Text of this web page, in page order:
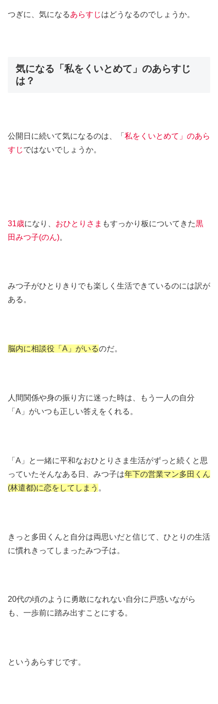
つぎに、気になるあらすじはどうなるのでしょうか。
気になる「私をくいとめて」のあらすじ
は？
公開日に続いて気になるのは、「 私をくいとめて」のあら
すじではないでしょうか。
31歳になり、 おひとりさま もすっかり板についてきた黒
田みつ子(のん)。
みつ子がひとりきりでも楽しく生活できているのには訳が
ある。
脳内に相談役「A」がいるのだ。
人間関係や身の振り方に迷った時は、もう一人の自分
「A」がいつも正しい答えをくれる。
「A」と一緒に平和なおひとりさま生活がずっと続くと思
っていたそんなある日、みつ子は年下の営業マン多田くん
(林遣都)に恋をしてしまう 。
きっと多田くんと自分は両思いだと信じて、ひとりの生活
に慣れきってしまったみつ子は。
20代の頃のように勇敢になれない自分に戸惑いながら
も、一歩前に踏み出すことにする。
というあらすじです。